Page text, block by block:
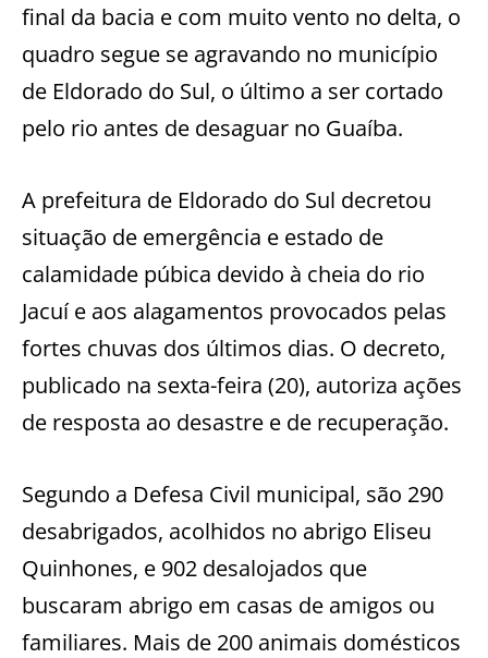
final da bacia e com muito vento no delta, o
quadro segue se agravando no município
de Eldorado do Sul, o último a ser cortado
pelo rio antes de desaguar no Guaíba.
A prefeitura de Eldorado do Sul decretou
situação de emergência e estado de
calamidade púbica devido à cheia do rio
Jacuí e aos alagamentos provocados pelas
fortes chuvas dos últimos dias. O decreto,
publicado na sexta-feira (20), autoriza ações
de resposta ao desastre e de recuperação.
Segundo a Defesa Civil municipal, são 290
desabrigados, acolhidos no abrigo Eliseu
Quinhones, e 902 desalojados que
buscaram abrigo em casas de amigos ou
familiares. Mais de 200 animais domésticos